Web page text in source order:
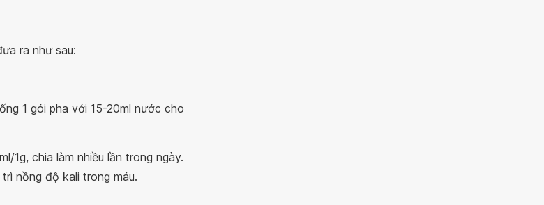
ra như sau:
1 gói pha với 15-20ml nước cho
1g, chia làm nhiều lần trong ngày.
nồng độ kali trong máu.